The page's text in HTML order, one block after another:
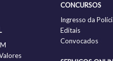
CONCURSOS
Ingresso da
Editais
Convocados